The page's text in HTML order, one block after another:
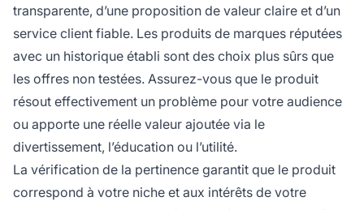
transparente, d’une proposition de valeur claire et d’un
service client fiable. Les produits de marques réputées
avec un historique établi sont des choix plus sûrs que
les offres non testées. Assurez-vous que le produit
résout effectivement un problème pour votre audience
ou apporte une réelle valeur ajoutée via le
divertissement, l’éducation ou l’utilité.
La vérification de la pertinence garantit que le produit
correspond à votre niche et aux intérêts de votre